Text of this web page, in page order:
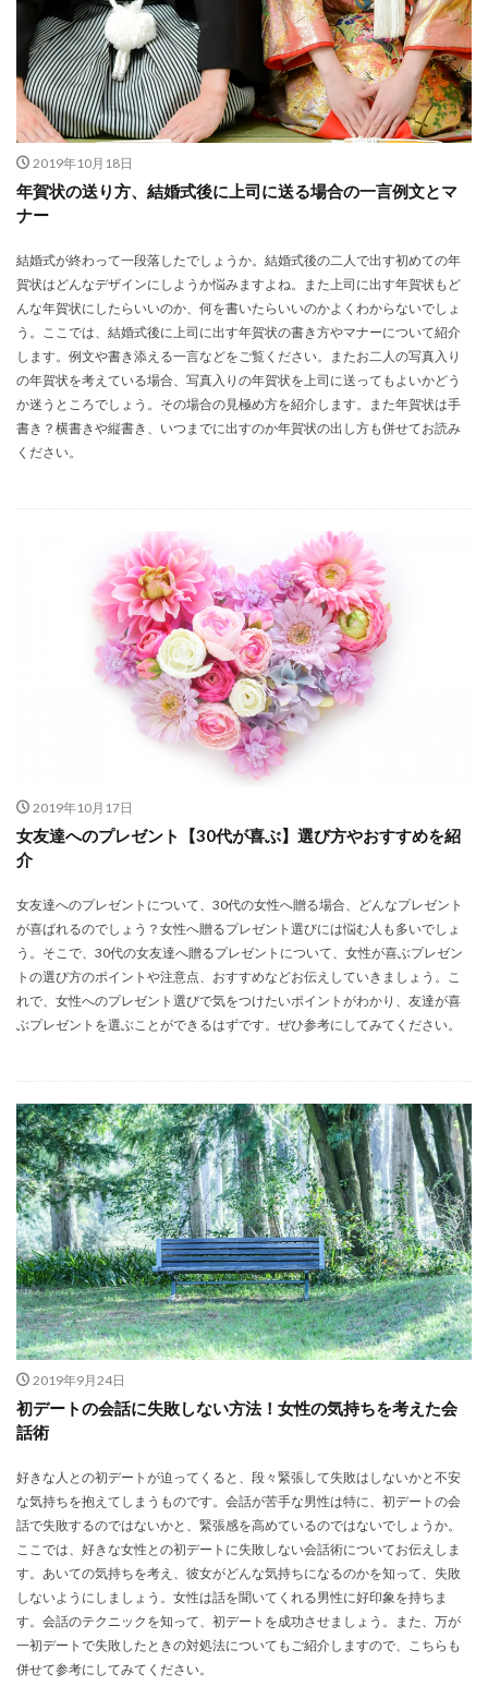
2019年10月18日
年賀状の送り方、結婚式後に上司に送る場合の一言例文とマ
ナー
結婚式が終わって一段落したでしょうか。結婚式後の二人で出す初めての年
賀状はどんなデザインにしようか悩みますよね。また上司に出す年賀状もど
んな年賀状にしたらいいのか、何を書いたらいいのかよくわからないでしょ
う。ここでは、結婚式後に上司に出す年賀状の書き方やマナーについて紹介
します。例文や書き添える一言などをご覧ください。またお二人の写真入り
の年賀状を考えている場合、写真入りの年賀状を上司に送ってもよいかどう
か迷うところでしょう。その場合の見極め方を紹介します。また年賀状は手
書き？横書きや縦書き、いつまでに出すのか年賀状の出し方も併せてお読み
ください。
2019年10月17日
女友達へのプレゼント【30代が喜ぶ】選び方やおすすめを紹
介
女友達へのプレゼントについて、30代の女性へ贈る場合、どんなプレゼント
が喜ばれるのでしょう？女性へ贈るプレゼント選びには悩む人も多いでしょ
う。そこで、30代の女友達へ贈るプレゼントについて、女性が喜ぶプレゼン
トの選び方のポイントや注意点、おすすめなどお伝えしていきましょう。こ
れで、女性へのプレゼント選びで気をつけたいポイントがわかり、友達が喜
ぶプレゼントを選ぶことができるはずです。ぜひ参考にしてみてください。
2019年9月24日
初デートの会話に失敗しない方法！女性の気持ちを考えた会
話術
好きな人との初デートが迫ってくると、段々緊張して失敗はしないかと不安
な気持ちを抱えてしまうものです。会話が苦手な男性は特に、初デートの会
話で失敗するのではないかと、緊張感を高めているのではないでしょうか。
ここでは、好きな女性との初デートに失敗しない会話術についてお伝えしま
す。あいての気持ちを考え、彼女がどんな気持ちになるのかを知って、失敗
しないようにしましょう。女性は話を聞いてくれる男性に好印象を持ちま
す。会話のテクニックを知って、初デートを成功させましょう。また、万が
一初デートで失敗したときの対処法についてもご紹介しますので、こちらも
併せて参考にしてみてください。